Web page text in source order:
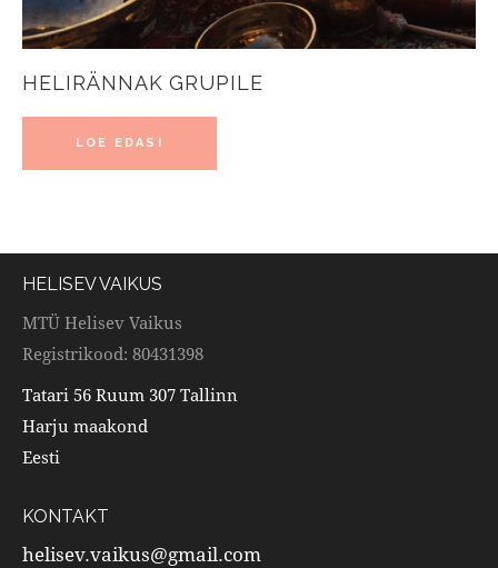
HELIRÄNNAK GRUPILE
LOE EDASI
HELISEV VAIKUS
MTÜ Helisev Vaikus
Registrikood: 80431398
Tatari 56 Ruum 307 Tallinn
Harju maakond
Eesti
KONTAKT
helisev.vaikus@gmail.com